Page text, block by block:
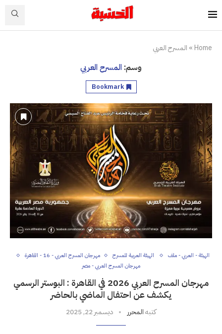
Home
» المسرح العربي
وسم: المسرح العربي
Bookmark
الهيئة - العربي - ملف الهيئة العربية للمسرح
مهرجان المسرح العربي - 16 - القاهرة
مهرجان المسرح العربي - مصر
مهرجان المسرح العربي 2026 في القاهرة : البوستر الرسمي
يكشف عن احتفال الماضي بالحاضر
كتبهالمحرر ديسمبر 22, 2025